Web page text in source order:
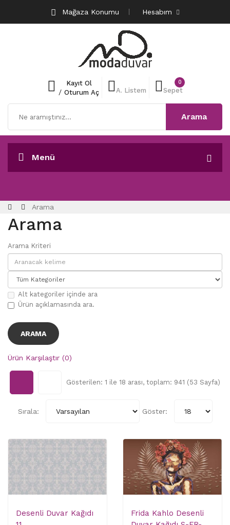
Mağaza Konumu Hesabım
Kayıt Ol
/ Oturum Aç A. Listem
0
Sepet
Arama
Menü
Arama
Arama
Arama Kriteri
Alt kategoriler içinde ara
Ürün açıklamasında ara.
Ürün Karşılaştır (0)
Gösterilen: 1 ile 18 arası, toplam: 941 (53 Sayfa)
Sırala: Göster:
Desenli Duvar Kağıdı
Frida Kahlo Desenli